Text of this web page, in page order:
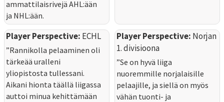
ammattilaisrivejä AHL:ään
ja NHL:ään.
Player Perspective: ECHL
”Rannikolla pelaaminen oli
tärkeää uralleni
yliopistosta tullessani.
Aikani hionta täällä liigassa
auttoi minua kehittämään
Player Perspective: Norjan
1. divisioona
”Se on hyvä liiga
nuoremmille norjalaisille
pelaajille, ja siellä on myös
vähän tuonti- ja